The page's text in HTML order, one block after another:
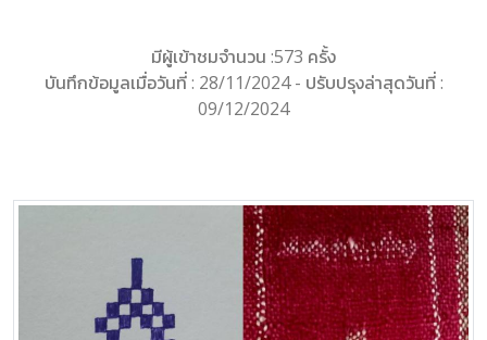
มีผู้เข้าชมจำนวน :573 ครั้ง
บันทึกข้อมูลเมื่อวันที่ : 28/11/2024 - ปรับปรุงล่าสุดวันที่ :
09/12/2024